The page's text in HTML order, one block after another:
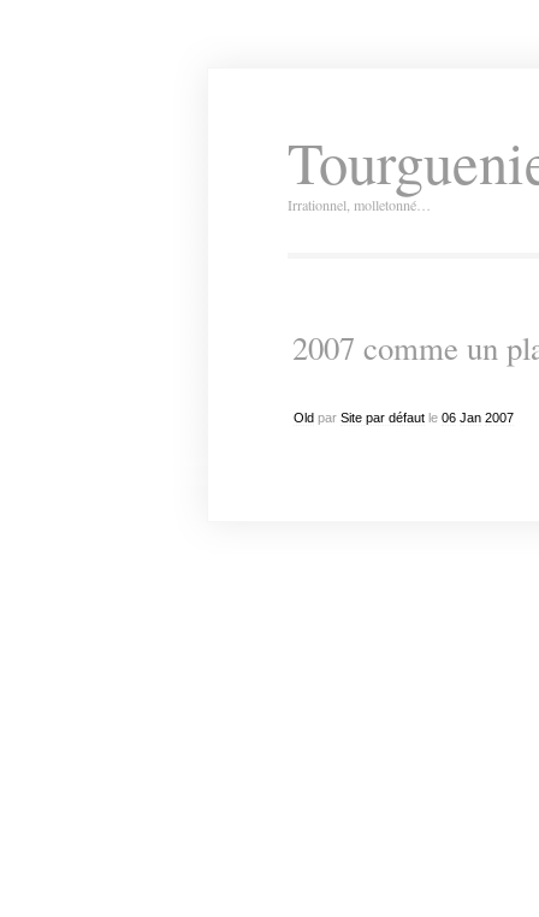
Irrationnel, molletonné…
2007 comme un
Oldpar Site par défautle 06 Jan 2007